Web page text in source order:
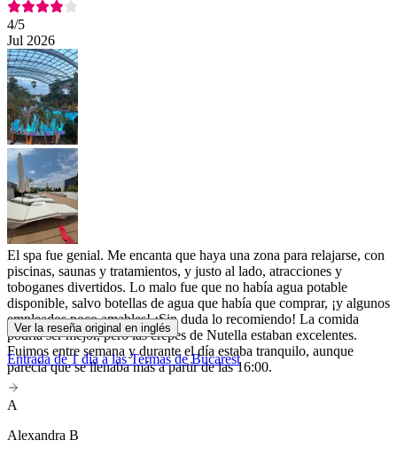
4/5
Jul 2026
El spa fue genial. Me encanta que haya una zona para relajarse, con
piscinas, saunas y tratamientos, y justo al lado, atracciones y
toboganes divertidos. Lo malo fue que no había agua potable
disponible, salvo botellas de agua que había que comprar, ¡y algunos
empleados poco amables! ¡Sin duda lo recomiendo! La comida
podría ser mejor, pero las crepes de Nutella estaban excelentes.
Fuimos entre semana y durante el día estaba tranquilo, aunque
parecía que se llenaba más a partir de las 16:00.
Ver la reseña original en inglés
Entrada de 1 día a las Termas de Bucarest
A
Alexandra B